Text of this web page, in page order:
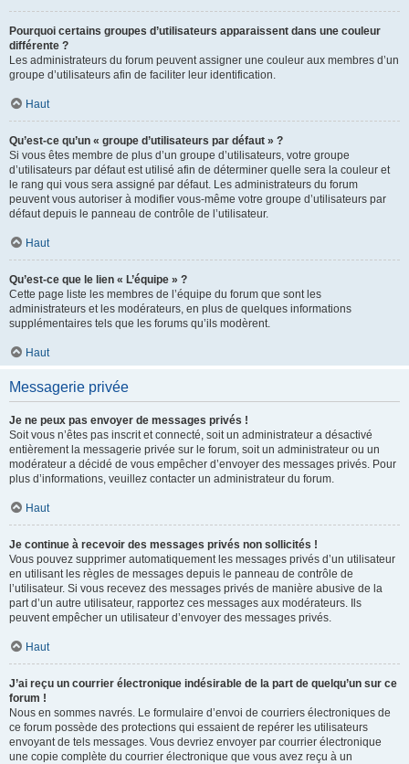
Pourquoi certains groupes d’utilisateurs apparaissent dans une couleur
différente ?
Les administrateurs du forum peuvent assigner une couleur aux membres d’un
groupe d’utilisateurs afin de faciliter leur identification.
Haut
Qu’est-ce qu’un « groupe d’utilisateurs par défaut » ?
Si vous êtes membre de plus d’un groupe d’utilisateurs, votre groupe
d’utilisateurs par défaut est utilisé afin de déterminer quelle sera la couleur et
le rang qui vous sera assigné par défaut. Les administrateurs du forum
peuvent vous autoriser à modifier vous-même votre groupe d’utilisateurs par
défaut depuis le panneau de contrôle de l’utilisateur.
Haut
Qu’est-ce que le lien « L’équipe » ?
Cette page liste les membres de l’équipe du forum que sont les
administrateurs et les modérateurs, en plus de quelques informations
supplémentaires tels que les forums qu’ils modèrent.
Haut
Messagerie privée
Je ne peux pas envoyer de messages privés !
Soit vous n’êtes pas inscrit et connecté, soit un administrateur a désactivé
entièrement la messagerie privée sur le forum, soit un administrateur ou un
modérateur a décidé de vous empêcher d’envoyer des messages privés. Pour
plus d’informations, veuillez contacter un administrateur du forum.
Haut
Je continue à recevoir des messages privés non sollicités !
Vous pouvez supprimer automatiquement les messages privés d’un utilisateur
en utilisant les règles de messages depuis le panneau de contrôle de
l’utilisateur. Si vous recevez des messages privés de manière abusive de la
part d’un autre utilisateur, rapportez ces messages aux modérateurs. Ils
peuvent empêcher un utilisateur d’envoyer des messages privés.
Haut
J’ai reçu un courrier électronique indésirable de la part de quelqu’un sur ce
forum !
Nous en sommes navrés. Le formulaire d’envoi de courriers électroniques de
ce forum possède des protections qui essaient de repérer les utilisateurs
envoyant de tels messages. Vous devriez envoyer par courrier électronique
une copie complète du courrier électronique que vous avez reçu à un